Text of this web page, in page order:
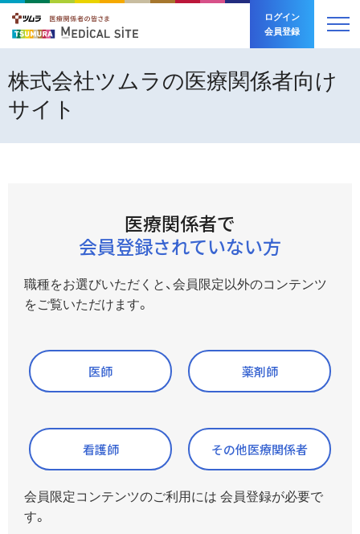
ツムラ漢方オンラインMR面談
製品情報
製品情報 トップ
製品番号から探す
50音順から探す
疾患・症候から探す
フローチャートから探す
ツムラ医療用漢方製剤一覧
製品の安全性
副作用発現頻度調査
漢方薬の主要な副作用
その他の注意点
注意生薬確認ツール
動画シリーズから探す
講演会・学会・研究会 トップ
Web講演会
研究会
講演会・学会・研究会の中止・延期のお知らせ
お役立ち情報
お役立ち情報 トップ
医療関係者向け製品情報資料
イラスト・素材ダウンロード
総合誌
KAMPO FRONTIER
生薬関連
品質と技術
Quality & Technology
漢方製剤の均質性
ログイン
会員登録
株式会社ツムラの医療関係者向け
サイト
医療関係者で
会員登録されていない方
職種をお選びいただくと、 会員限定以外のコンテンツ
をご覧いただけます。
医師 薬剤師
看護師 その他医療関係者
会員限定コンテンツのご利用には 会員登録が必要で
す。